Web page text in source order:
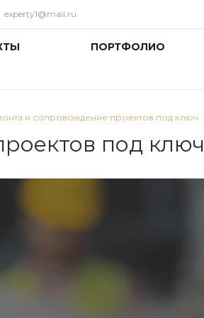
experty1@mail.ru
ПОРТФОЛИО
и сопровождение проектов под ключ
под ключ